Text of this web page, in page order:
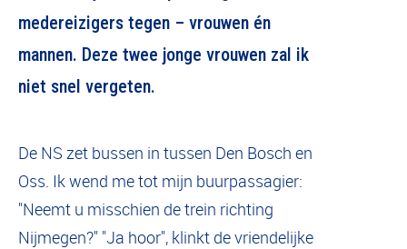
medereizigers tegen – vrouwen én
mannen. Deze twee jonge vrouwen zal ik
niet snel vergeten.
De NS zet bussen in tussen Den Bosch en
Oss. Ik wend me tot mijn buurpassagier:
"Neemt u misschien de trein richting
Nijmegen?" "Ja hoor", klinkt de vriendelijke